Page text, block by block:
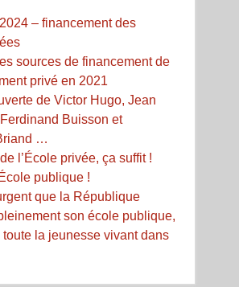
– financement des
sources de financement de
privé en 2021
de Victor Hugo, Jean
Buisson et
…
l’École privée, ça suffit !
publique !
que la République
son école publique,
toute la jeunesse vivant dans